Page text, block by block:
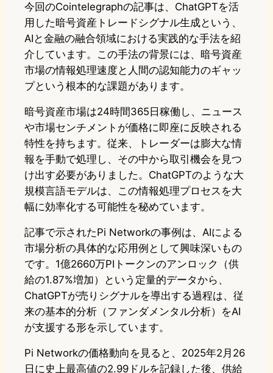
今回のCointelegraphの記事は、ChatGPTを活
用した暗号資産トレードシグナル生成という、
AIと金融の融合領域における実践的な手法を紹
介しています。この手法の背景には、暗号資産
市場の情報処理速度と人間の認知能力のギャッ
プという根本的な課題があります。
暗号資産市場は24時間365日稼働し、ニュース
や市場センチメントが価格に即座に反映される
特性を持ちます。従来、トレーダーは膨大な情
報を手動で処理し、その中から取引機会を見つ
け出す必要がありました。ChatGPTのような大
規模言語モデルは、この情報処理プロセスを大
幅に効率化する可能性を秘めています。
記事で示されたPi Networkの事例は、AIによる
市場分析の具体的な応用例として興味深いもの
です。1億2660万PIトークンのアンロック（供
給の1.87%増加）という定量的データから、
ChatGPTが売りシグナルを導出する過程は、従
来の基本的分析（ファンダメンタル分析）をAI
が支援する形を示しています。
Pi Networkの価格動向を見ると、2025年2月26
日に史上最高値の2.99ドルを記録した後、供給